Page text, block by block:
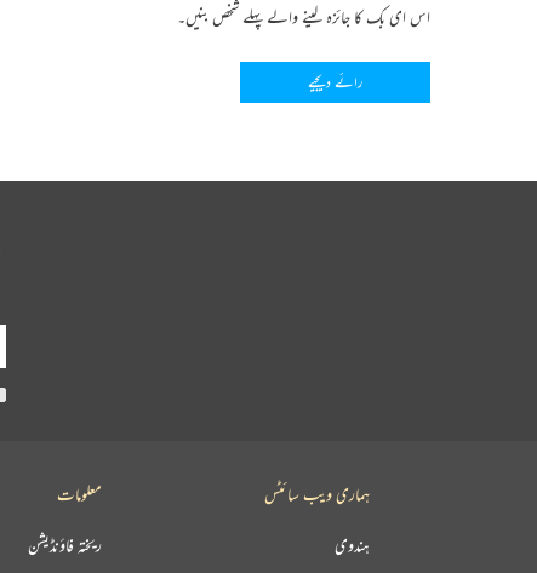
اس ای بک کا جائزہ لینے والے پہلے شخص بنیں۔
رائے دیجیے
معلومات
ریختہ فاؤنڈیشن
ہماری ویب سائٹس
ہندوی